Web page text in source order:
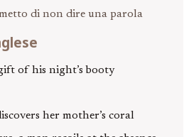
di non dire una parola
of his night’s booty
her mother’s coral